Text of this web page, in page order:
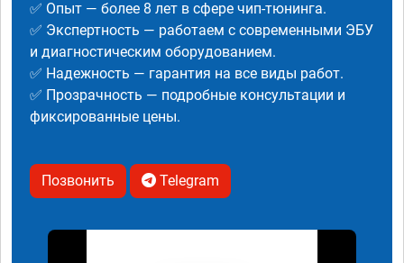
✅ Опыт — более 8 лет в сфере чип-тюнинга.
✅ Экспертность — работаем с современными ЭБУ
и диагностическим оборудованием.
✅ Надежность — гарантия на все виды работ.
✅ Прозрачность — подробные консультации и
фиксированные цены.
Позвонить Telegram